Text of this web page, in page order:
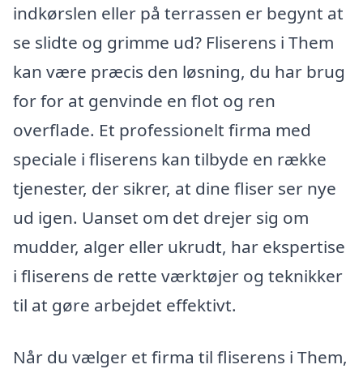
indkørslen eller på terrassen er begynt at
se slidte og grimme ud? Fliserens i Them
kan være præcis den løsning, du har brug
for for at genvinde en flot og ren
overflade. Et professionelt firma med
speciale i fliserens kan tilbyde en række
tjenester, der sikrer, at dine fliser ser nye
ud igen. Uanset om det drejer sig om
mudder, alger eller ukrudt, har ekspertise
i fliserens de rette værktøjer og teknikker
til at gøre arbejdet effektivt.
Når du vælger et firma til fliserens i Them,